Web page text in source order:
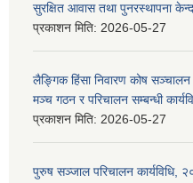
सुरक्षित आवास तथा पुनरस्थापना
प्रकाशन मिति: 2026-05-27
लैङ्गिक हिंसा निवारण कोष सञ्चालन
मञ्च गठन र परिचालन सम्बन्धी
प्रकाशन मिति: 2026-05-27
पुरुष सञ्जाल परिचालन कार्यविधि,